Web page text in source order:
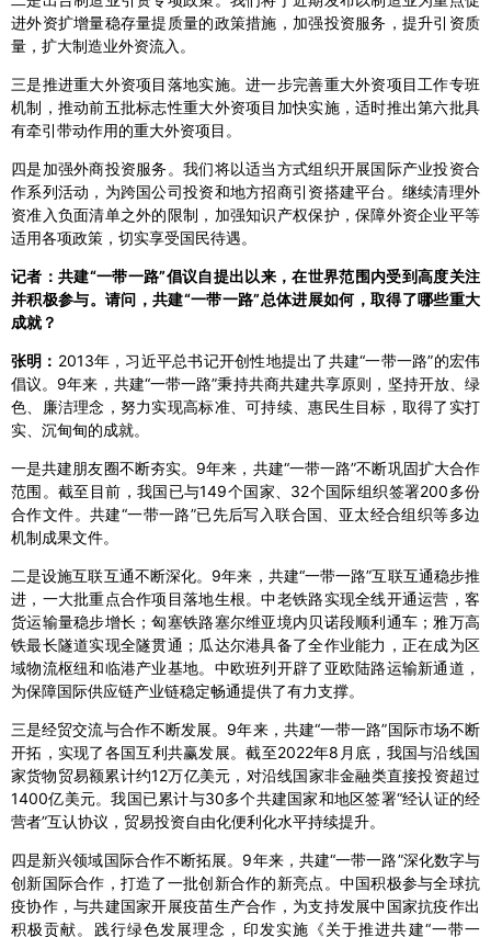
进外资扩增量稳存量提质量的政策措施，加强投资服务，提升引资质
量，扩大制造业外资流入。
三是推进重大外资项目落地实施。进一步完善重大外资项目工作专班
机制，推动前五批标志性重大外资项目加快实施，适时推出第六批具
有牵引带动作用的重大外资项目。
四是加强外商投资服务。我们将以适当方式组织开展国际产业投资合
作系列活动，为跨国公司投资和地方招商引资搭建平台。继续清理外
资准入负面清单之外的限制，加强知识产权保护，保障外资企业平等
适用各项政策，切实享受国民待遇。
记者：共建“一带一路”倡议自提出以来，在世界范围内受到高度关注
并积极参与。请问，共建“一带一路”总体进展如何，取得了哪些重大
成就？
张明： 2013年，习近平总书记开创性地提出了共建“一带一路”的宏伟
倡议。9年来，共建“一带一路”秉持共商共建共享原则，坚持开放、绿
色、廉洁理念，努力实现高标准、可持续、惠民生目标，取得了实打
实、沉甸甸的成就。
一是共建朋友圈不断夯实。9年来，共建“一带一路”不断巩固扩大合作
范围。截至目前，我国已与149个国家、32个国际组织签署200多份
合作文件。共建“一带一路”已先后写入联合国、亚太经合组织等多边
机制成果文件。
二是设施互联互通不断深化。9年来，共建“一带一路”互联互通稳步推
进，一大批重点合作项目落地生根。中老铁路实现全线开通运营，客
货运输量稳步增长；匈塞铁路塞尔维亚境内贝诺段顺利通车；雅万高
铁最长隧道实现全隧贯通；瓜达尔港具备了全作业能力，正在成为区
域物流枢纽和临港产业基地。中欧班列开辟了亚欧陆路运输新通道，
为保障国际供应链产业链稳定畅通提供了有力支撑。
三是经贸交流与合作不断发展。9年来，共建“一带一路”国际市场不断
开拓，实现了各国互利共赢发展。截至2022年8月底，我国与沿线国
家货物贸易额累计约12万亿美元，对沿线国家非金融类直接投资超过
1400亿美元。我国已累计与30多个共建国家和地区签署“经认证的经
营者”互认协议，贸易投资自由化便利化水平持续提升。
四是新兴领域国际合作不断拓展。9年来，共建“一带一路”深化数字与
创新国际合作，打造了一批创新合作的新亮点。中国积极参与全球抗
疫协作，与共建国家开展疫苗生产合作，为支持发展中国家抗疫作出
积极贡献。践行绿色发展理念，印发实施《关于推进共建“一带一